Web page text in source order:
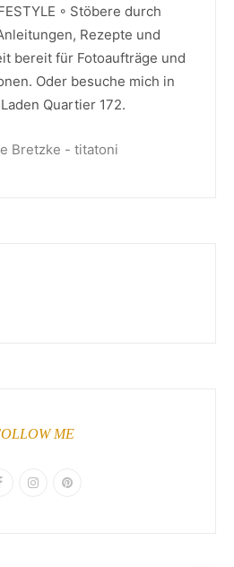
◦ Stöbere durch
Rezepte und
bereit für Fotoaufträge und
Oder besuche mich in
Quartier 172.
ME